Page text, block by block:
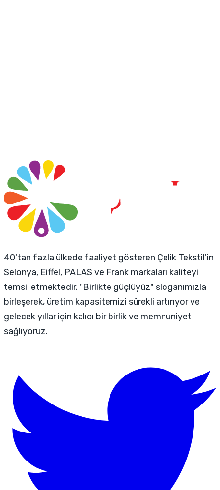
40'tan fazla ülkede faaliyet gösteren Çelik Tekstil'in
Selonya, Eiffel, PALAS ve Frank markaları kaliteyi
temsil etmektedir. "Birlikte güçlüyüz" sloganımızla
birleşerek, üretim kapasitemizi sürekli artırıyor ve
gelecek yıllar için kalıcı bir birlik ve memnuniyet
sağlıyoruz.